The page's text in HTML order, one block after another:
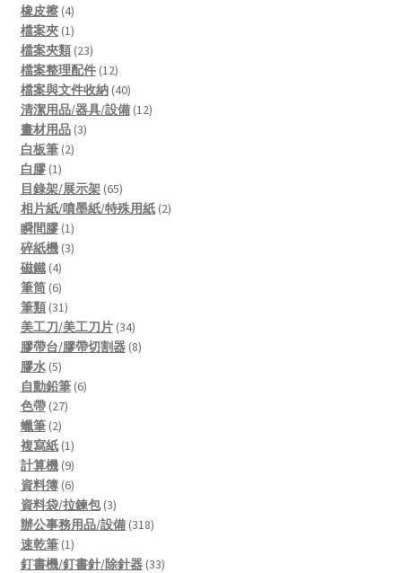
橡皮擦 44
products
檔案夾 11
product
檔案夾類 2323
products
檔案整理配件 1212
products
檔案與文件收納 4040
products
清潔用品/器具/設備 1212
畫材用品 33
白板筆 22
白膠 11
product
目錄架/展示架 6565
products
相片紙/噴墨紙/特殊用紙 22
瞬間膠 11
product
碎紙機 33
磁鐵 44
products
筆筒 66
products
筆類 3131
products
美工刀/美工刀片 3434
products
膠帶台/膠帶切割器 88
膠水 55
products
自動鉛筆 66
色帶 2727
蠟筆 22
products
複寫紙 11
product
計算機 99
products
資料簿 66
products
資料袋/拉鍊包 33
products
辦公事務用品/設備 318318
速乾筆 11
product
釘書機/釘書針/除針器 3333